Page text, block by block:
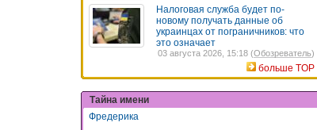
Налоговая служба будет по-
новому получать данные об
украинцах от пограничников: что
это означает
03 августа 2026, 15:18 (Обозреватель)
больше TOP
Тайна имени
Фредерика